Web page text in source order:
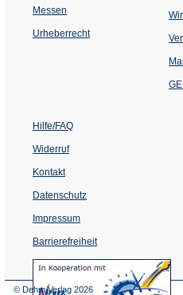
Messen
Urheberrecht
Hilfe/FAQ
Widerruf
Kontakt
Datenschutz
Impressum
Barrierefreiheit
in
© Dehm Verlag 2026